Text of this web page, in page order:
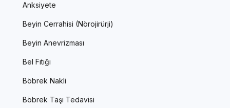
Anksiyete
Beyin Cerrahisi (Nörojirürji)
Beyin Anevrizması
Bel Fıtığı
Böbrek Nakli
Böbrek Taşı Tedavisi